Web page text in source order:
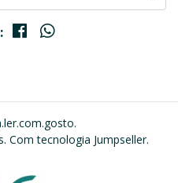
Com tecnologia Jumpseller.